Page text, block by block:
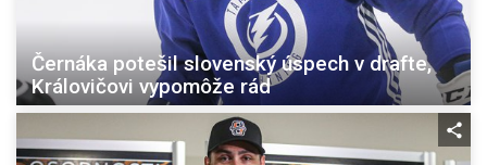
Černáka potešil slovenský úspech v drafte,
Královičovi vypomôže rád